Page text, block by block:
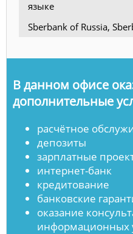
языке
Sberbank of Russia,
В данном офисе
дополнительные
расчётное
депозиты
зарплатные
интернет-банк
кредитование
банковские
оказание
информационных